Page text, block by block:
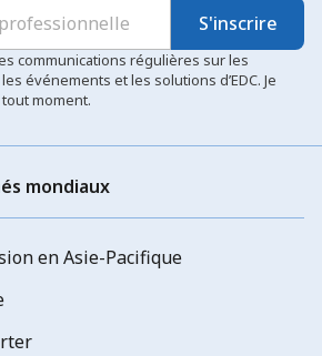
S'inscrire
communications régulières sur les
événements et les solutions d’EDC. Je
moment.
mondiaux
en Asie-Pacifique